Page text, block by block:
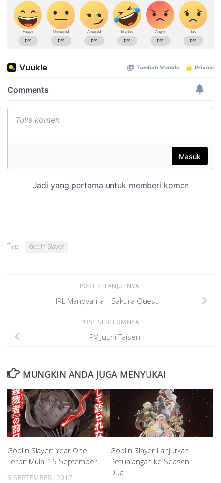
Tag: Goblin Slayer
POST SELANJUTNYA
IRL Manoyama – Sakura Quest
POST SEBELUMNYA
PV Juuni Taisen
MUNGKIN ANDA JUGA MENYUKAI
Goblin Slayer: Year One
Terbit Mulai 15 September
6 SEPTEMBER, 2017
Goblin Slayer Lanjutkan
Petualangan ke Season
Dua